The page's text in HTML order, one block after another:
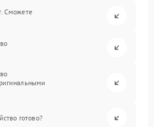
Сможете
готово?